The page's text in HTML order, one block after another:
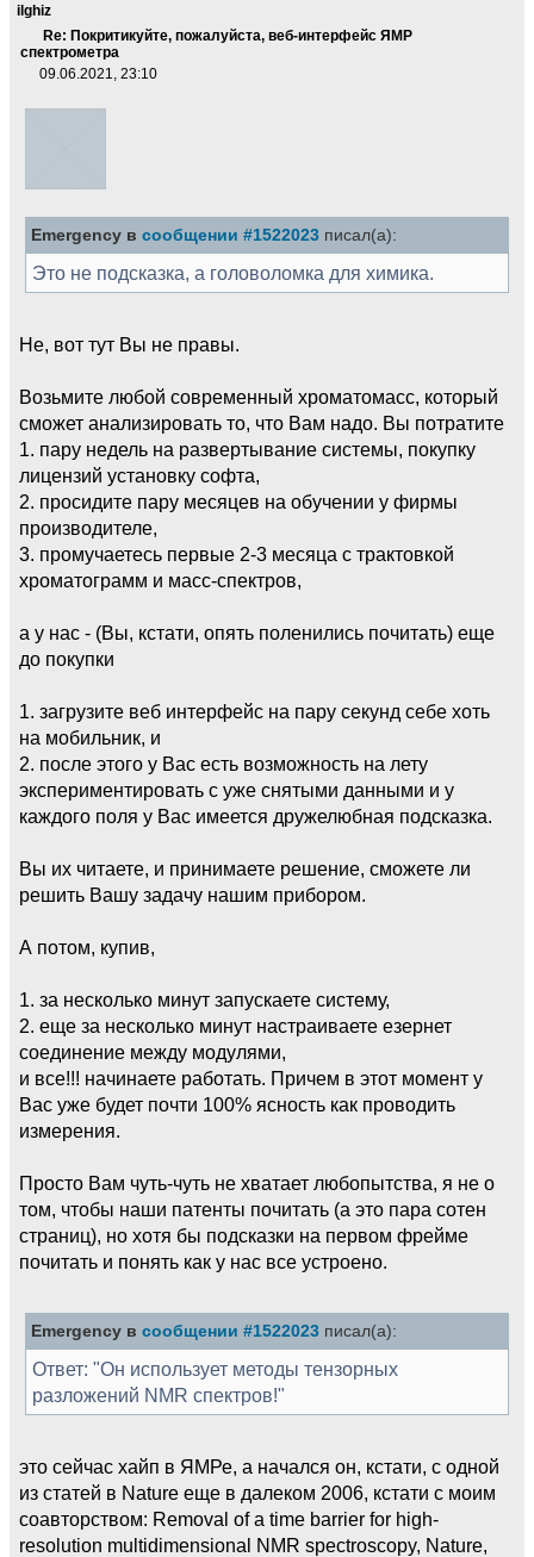
ilghiz
Re: Покритикуйте, пожалуйста, веб-интерфейс ЯМР
спектрометра
09.06.2021, 23:10
Emergency в сообщении #1522023 писал(а):
Это не подсказка, а головоломка для химика.
Не, вот тут Вы не правы.
Возьмите любой современный хроматомасс, который
сможет анализировать то, что Вам надо. Вы потратите
1. пару недель на развертывание системы, покупку
лицензий установку софта,
2. просидите пару месяцев на обучении у фирмы
производителе,
3. промучаетесь первые 2-3 месяца с трактовкой
хроматограмм и масс-спектров,
а у нас - (Вы, кстати, опять поленились почитать) еще
до покупки
1. загрузите веб интерфейс на пару секунд себе хоть
на мобильник, и
2. после этого у Вас есть возможность на лету
экспериментировать с уже снятыми данными и у
каждого поля у Вас имеется дружелюбная подсказка.
Вы их читаете, и принимаете решение, сможете ли
решить Вашу задачу нашим прибором.
А потом, купив,
1. за несколько минут запускаете систему,
2. еще за несколько минут настраиваете езернет
соединение между модулями,
и все!!! начинаете работать. Причем в этот момент у
Вас уже будет почти 100% ясность как проводить
измерения.
Просто Вам чуть-чуть не хватает любопытства, я не о
том, чтобы наши патенты почитать (а это пара сотен
страниц), но хотя бы подсказки на первом фрейме
почитать и понять как у нас все устроено.
Emergency в сообщении #1522023 писал(а):
Ответ: "Он использует методы тензорных
разложений NMR спектров!"
это сейчас хайп в ЯМРе, а начался он, кстати, с одной
из статей в Nature еще в далеком 2006, кстати с моим
соавторством: Removal of a time barrier for high-
resolution multidimensional NMR spectroscopy, Nature,